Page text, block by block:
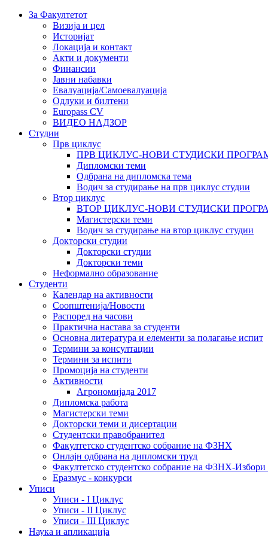
За Факултетот
Визија и цел
Историјат
Локација и контакт
Акти и документи
Финансии
Јавни набавки
Евалуација/Самоевалуација
Одлуки и билтени
Europass CV
ВИДЕО НАДЗОР
Студии
Прв циклус
ПРВ ЦИКЛУС-НОВИ СТУДИСКИ
Дипломски теми
Одбрана на дипломска тема
Водич за студирање на прв циклус студии
Втор циклус
ВТОР ЦИКЛУС-НОВИ СТУДИСКИ
Магистерски теми
Водич за студирање на втор циклус студии
Докторски студии
Докторски студии
Докторски теми
Неформално образование
Студенти
Календар на активности
Соопштенија/Новости
Распоред на часови
Практична настава за студенти
Основна литература и елементи за полагање испит
Термини за консултации
Термини за испити
Промоција на студенти
Активности
Агрономијада 2017
Дипломска работа
Магистерски теми
Докторски теми и дисертации
Студентски правобранител
Факултетско студентско собрание на ФЗНХ
Онлајн одбрана на дипломски труд
Факултетско студентско собрание на ФЗНХ-
Еразмус - конкурси
Уписи
Уписи - I Циклус
Уписи - II Циклус
Уписи - III Циклус
Наука и апликација